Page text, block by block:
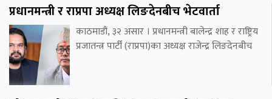
प्रधानमन्त्री र राप्रपा अध्यक्ष लिङदेनबीच भेटवार्ता
काठमाडौं, ३२ असार । प्रधानमन्त्री बालेन्द्र शाह र राष्ट्रिय
प्रजातन्त्र पार्टी (राप्रपा)का अध्यक्ष राजेन्द्र लिङदेनबीच